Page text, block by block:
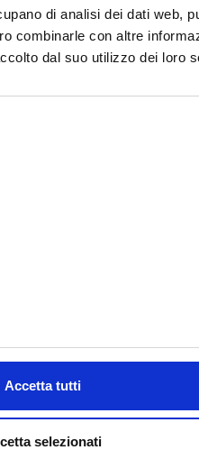
di analisi dei dati web,
combinarle con altre
dal suo utilizzo dei loro
Accetta tutti
selezionati
Canali